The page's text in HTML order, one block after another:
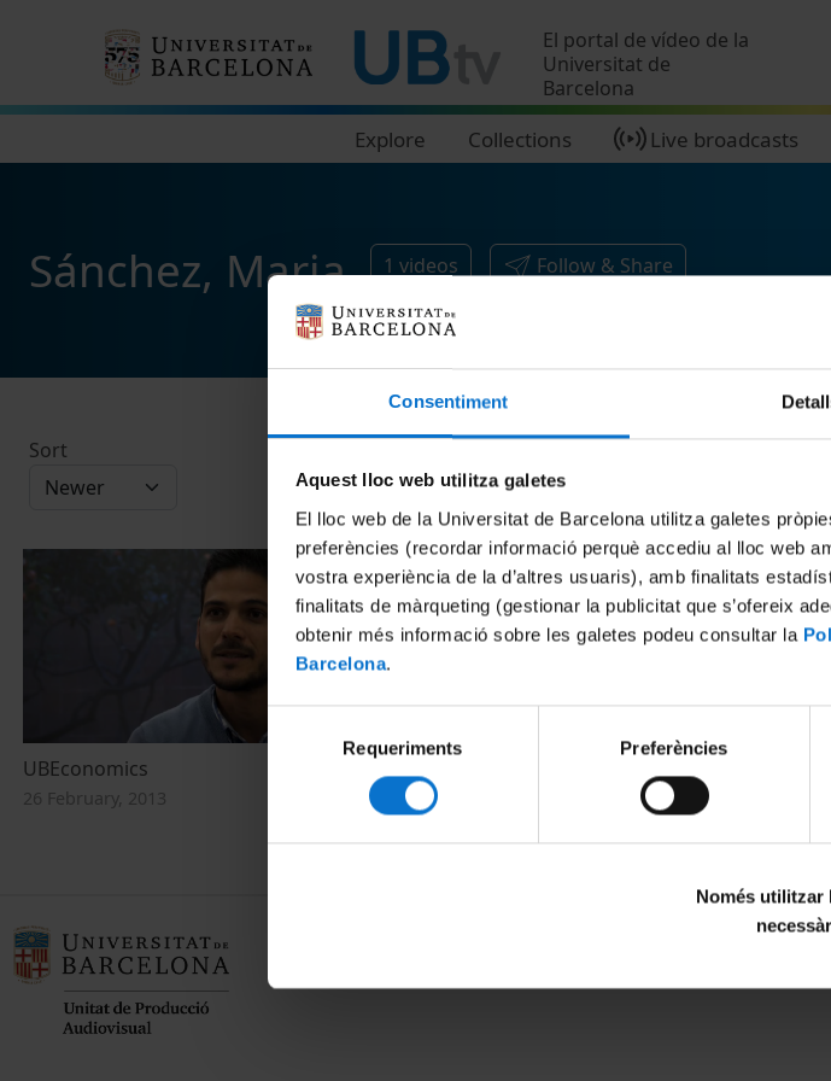
Consentiment
Aquest lloc web utilitza galetes
El lloc web de la Universitat de Barcelona utilitza galetes
preferències (recordar informació perquè accediu al lloc web
vostra experiència de la d’altres usuaris), amb finalitats
finalitats de màrqueting (gestionar la publicitat que s’ofereix
obtenir més informació sobre les galetes podeu consultar la
Barcelona.
de
consentiment
Requeriments Preferències
Només utilitzar
El portal de vídeo de la
Universitat de
Barcelona
Explore Collections Live broadcasts
Sánchez, Maria 1 videos Follow & Share
Sort
UBEconomics
26 February, 2013
MENÚ PEU 1
Legal notice